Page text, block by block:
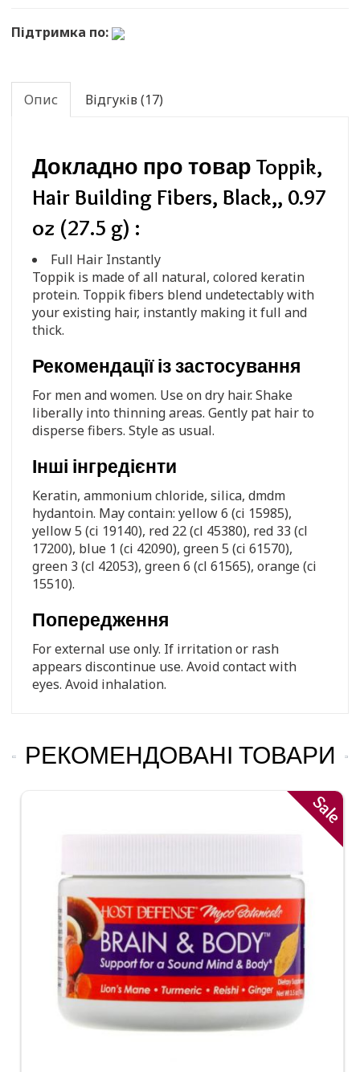
Підтримка по:
Опис Відгуків (17)
Докладно про товар Toppik,
Hair Building Fibers, Black,, 0.97
oz (27.5 g) :
Full Hair Instantly
Toppik is made of all natural, colored keratin
protein. Toppik fibers blend undetectably with
your existing hair, instantly making it full and
thick.
Рекомендації із застосування
For men and women. Use on dry hair. Shake
liberally into thinning areas. Gently pat hair to
disperse fibers. Style as usual.
Інші інгредієнти
Keratin, ammonium chloride, silica, dmdm
hydantoin. May contain: yellow 6 (ci 15985),
yellow 5 (ci 19140), red 22 (cl 45380), red 33 (cl
17200), blue 1 (ci 42090), green 5 (ci 61570),
green 3 (cl 42053), green 6 (cl 61565), orange (ci
15510).
Попередження
For external use only. If irritation or rash
appears discontinue use. Avoid contact with
eyes. Avoid inhalation.
РЕКОМЕНДОВАНІ ТОВАРИ
Sale